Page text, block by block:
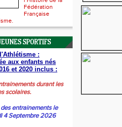
Fédération
Française
SPORTIFS
:
aux enfants nés
et 2020 inclus :
durant les
scolaires.
entrainements le
4 Septembre 2026